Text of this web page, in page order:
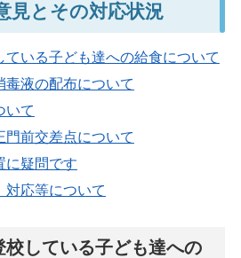
見とその対応状況
ている子ども達への給食について
毒液の配布について
いて
門前交差点について
に疑問です
対応等について
校している子ども達への